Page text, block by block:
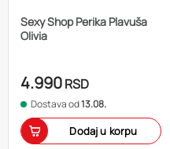
Sexy Shop Perika Plavuša
Olivia
4.990RSD
Dostava od13.08.
Dodaj u korpu